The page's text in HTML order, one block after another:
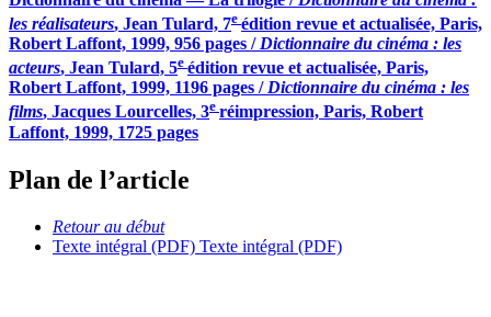
les réalisateurs, Jean Tulard, 7e édition revue et actualisée, Paris,
Robert Laffont, 1999, 956 pages / Dictionnaire du cinéma : les
acteurs, Jean Tulard, 5e édition revue et actualisée, Paris,
Robert Laffont, 1999, 1196 pages /Dictionnaire du cinéma : les
films, Jacques Lourcelles, 3e réimpression, Paris, Robert
Laffont, 1999, 1725 pages
Plan de l’article
Retour au début
Texte intégral (PDF) Texte intégral (PDF)